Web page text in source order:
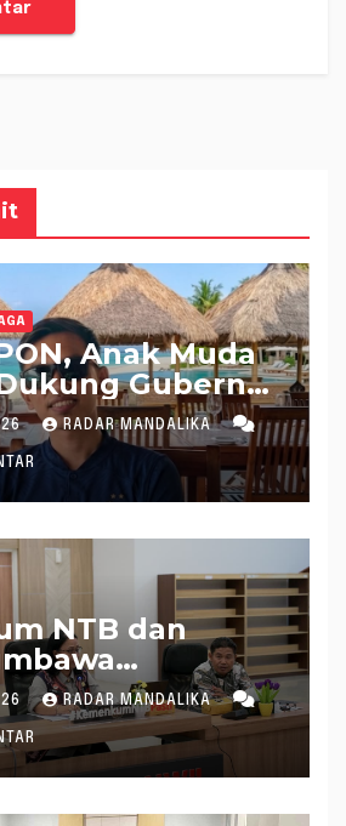
Anak Muda
Gubernur
NTB
RADAR MANDALIKA
NTB dan
Rencana
8 Raperda
RADAR MANDALIKA